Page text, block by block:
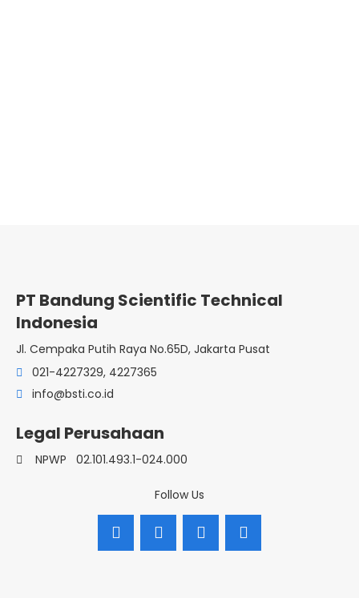
PT Bandung Scientific Technical
Indonesia
Jl. Cempaka Putih Raya No.65D, Jakarta Pusat
021-4227329, 4227365
info@bsti.co.id
Legal Perusahaan
NPWP 02.101.493.1-024.000
Follow Us